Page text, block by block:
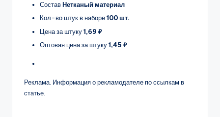
СоставНетканый материал
Кол-во штук в наборе100 шт.
Цена за штуку1,69 ₽
Оптовая цена за штуку1,45 ₽
Реклама. Информация о рекламодателе по ссылкам в
статье.